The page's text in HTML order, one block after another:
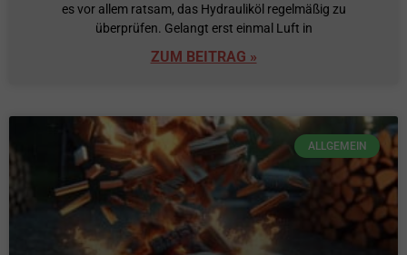
es vor allem ratsam, das Hydrauliköl regelmäßig zu
überprüfen. Gelangt erst einmal Luft in
ZUM BEITRAG »
ALLGEMEIN